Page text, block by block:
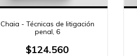
Chaia - Técnicas de litigación
penal, 6
$124.560